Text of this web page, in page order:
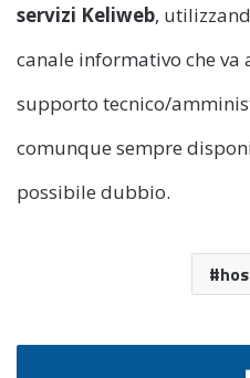
servizi Keliweb,
canale informativo che
supporto tecnico/
comunque sempre
possibile dubbio.